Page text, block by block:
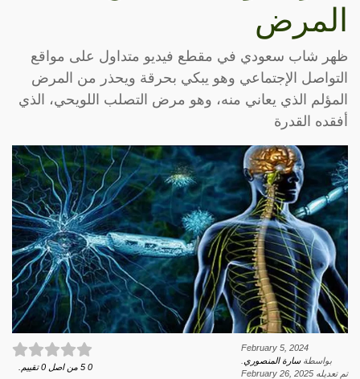
المرض
ظهر شاب سعودي في مقطع فيديو متداول على مواقع
التواصل الإجتماعي وهو يبكي بحرقة ويحذر من المرض
المؤلم الذي يعاني منه، وهو مرض التصلب اللويحي، الذي
أفقده القدرة
February 5, 2024
بواسطةسارة المنصوري
تم تعديله February 26, 2025
0
5 من اصل 0 تقييم.